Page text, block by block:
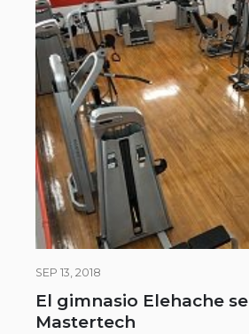
SEP 13, 2018
El gimnasio Elehache
Mastertech